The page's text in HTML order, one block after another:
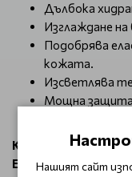
Дълбока
Изглаждане
Подобрява
кожата.
Изсветлява
Мощна защита
Как да използвам
Essence Lifting
Нашият сайт